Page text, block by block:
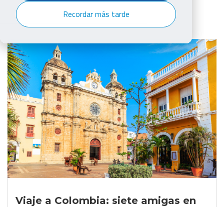
Recordar más tarde
Viaje a Colombia: siete amigas en